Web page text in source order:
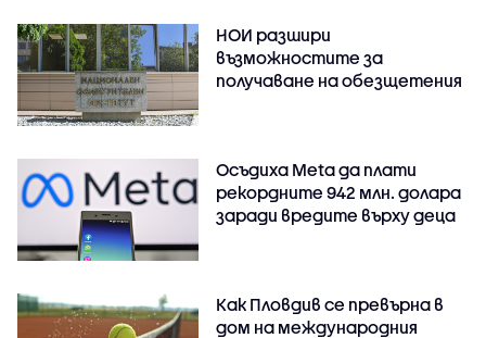
НОИ разшири
възможностите за
получаване на обезщетения
Осъдиха Meta да плати
рекордните 942 млн. долара
заради вредите върху деца
Как Пловдив се превърна в
дом на международния